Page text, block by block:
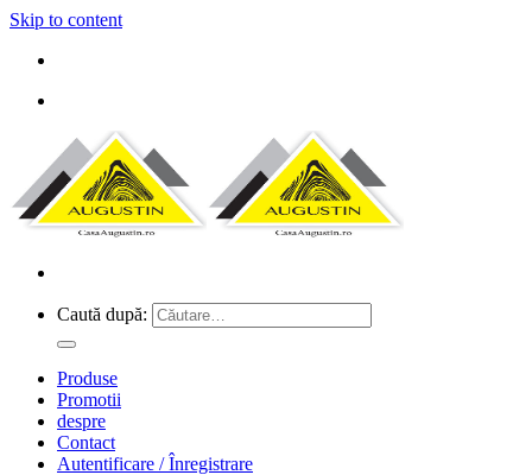
Skip to content
Caută după:
Produse
Promotii
despre
Contact
Autentificare / Înregistrare